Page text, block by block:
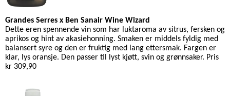
Grandes Serres x Ben Sanair Wine Wizard
Dette eren spennende vin som har luktaroma av sitrus, fersken og
aprikos og hint av akasiehonning. Smaken er middels fyldig med
balansert syre og den er fruktig med lang ettersmak. Fargen er
klar, lys oransje. Den passer til lyst kjøtt, svin og grønnsaker. Pris
kr 309,90